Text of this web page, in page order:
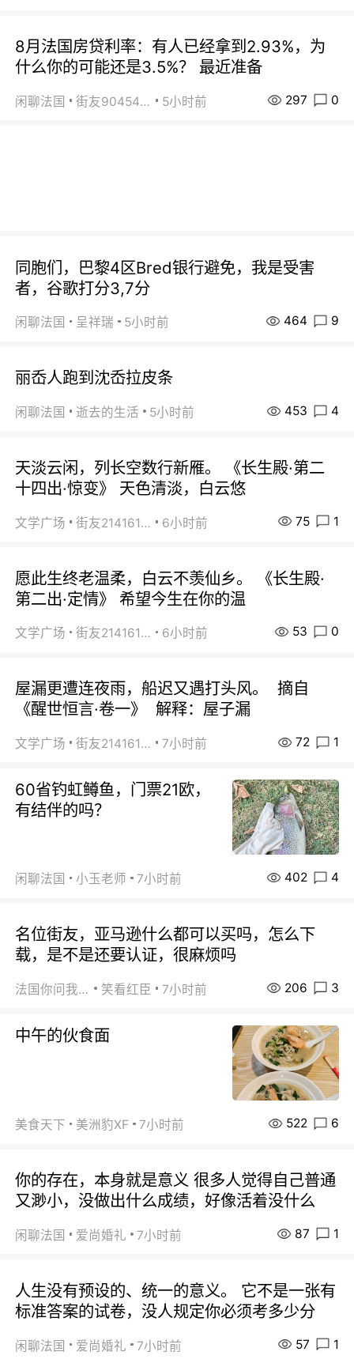
8月法国房贷利率：有人已经拿到2.93%，为
什么你的可能还是3.5%？ 最近准备
闲聊法国 街友90454511 5小时前 297 0
同胞们，巴黎4区Bred银行避免，我是受害
者，谷歌打分3,7分
闲聊法国 呈祥瑞 5小时前 464 9
丽岙人跑到沈岙拉皮条
闲聊法国 逝去的生活 5小时前 453 4
天淡云闲，列长空数行新雁。 《长生殿·第二
十四出·惊变》 天色清淡，白云悠
文学广场 街友21416156 6小时前 75 1
愿此生终老温柔，白云不羡仙乡。 《长生殿·
第二出·定情》 希望今生在你的温
文学广场 街友21416156 6小时前 53 0
屋漏更遭连夜雨，船迟又遇打头风。 摘自
《醒世恒言·卷一》 解释：屋子漏
文学广场 街友21416156 7小时前 72 1
60省钓虹鳟鱼，门票21欧，
有结伴的吗？
闲聊法国 小玉老师 7小时前 402 4
名位街友，亚马逊什么都可以买吗，怎么下
载，是不是还要认证，很麻烦吗
法国你问我答 笑看红臣 7小时前 206 3
中午的伙食面
美食天下 美洲豹XF 7小时前 522 6
你的存在，本身就是意义 很多人觉得自己普通
又渺小，没做出什么成绩，好像活着没什么
闲聊法国 爱尚婚礼 7小时前 87 1
人生没有预设的、统一的意义。 它不是一张有
标准答案的试卷，没人规定你必须考多少分
闲聊法国 爱尚婚礼 7小时前 57 1